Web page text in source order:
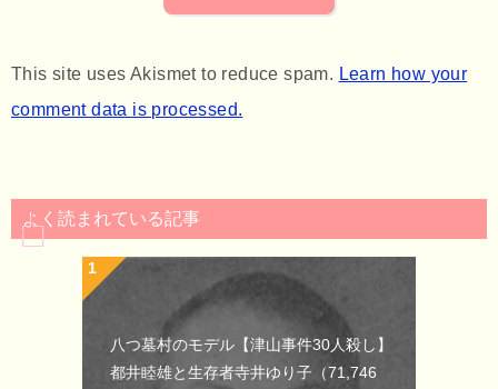
This site uses Akismet to reduce spam. Learn how your
comment data is processed.
よく読まれている記事
八つ墓村のモデル【津山事件30人殺し】
都井睦雄と生存者寺井ゆり子 （71,746